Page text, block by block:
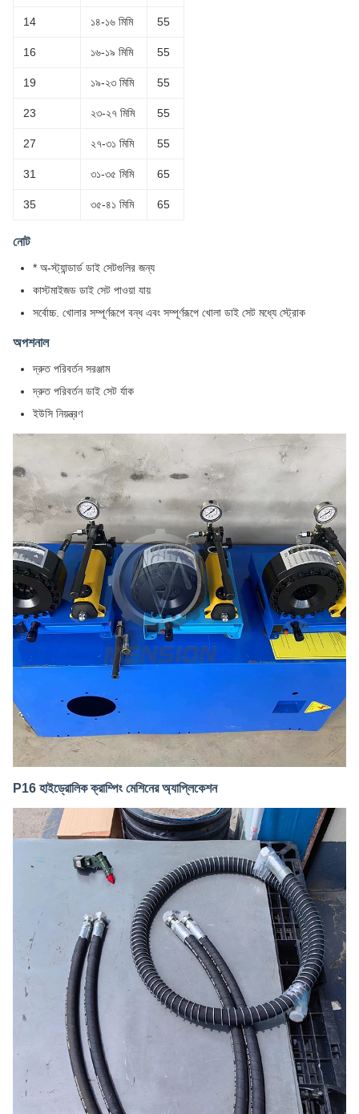
14 ১৪-১৬ মিমি 55
16 ১৬-১৯ মিমি 55
19 ১৯-২৩ মিমি 55
23 ২৩-২৭ মিমি 55
27 ২৭-৩১ মিমি 55
31 ৩১-৩৫ মিমি 65
35 ৩৫-৪১ মিমি 65
নোট
* অ-স্ট্যান্ডার্ড ডাই সেটগুলির জন্য
কাস্টমাইজড ডাই সেট পাওয়া যায়
সর্বোচ্চ. খোলার সম্পূর্ণরূপে বন্ধ এবং সম্পূর্ণরূপে খোলা ডাই সেট মধ্যে স্ট্রোক
অপশনাল
দ্রুত পরিবর্তন সরঞ্জাম
দ্রুত পরিবর্তন ডাই সেট র্যাক
ইউসি নিয়ন্ত্রণ
P16 হাইড্রোলিক ক্রাম্পিং মেশিনের অ্যাপ্লিকেশন